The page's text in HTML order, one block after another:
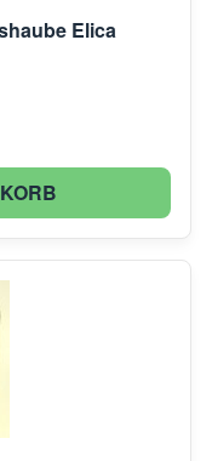
Elica